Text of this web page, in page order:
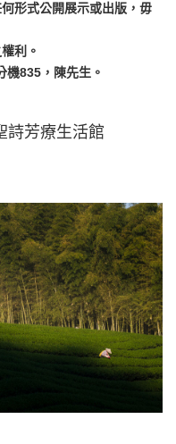
形式公開展示或出版，毋
利。
835，陳先生。
詩芳療生活館